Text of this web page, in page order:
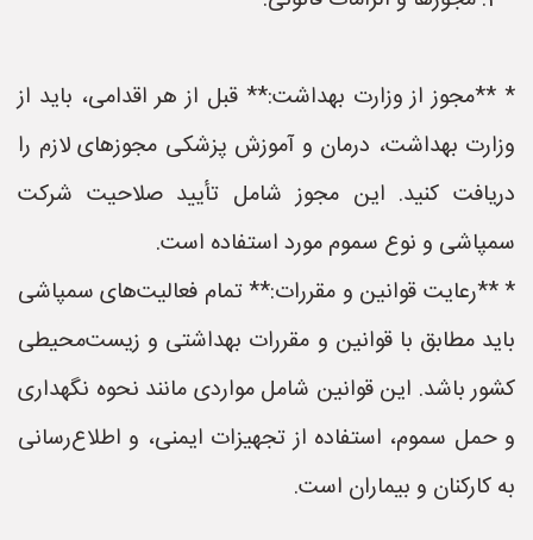
* **مجوز از وزارت بهداشت:** قبل از هر اقدامی، باید از
وزارت بهداشت، درمان و آموزش پزشکی مجوزهای لازم را
دریافت کنید. این مجوز شامل تأیید صلاحیت شرکت
سمپاشی و نوع سموم مورد استفاده است.
* **رعایت قوانین و مقررات:** تمام فعالیت‌های سمپاشی
باید مطابق با قوانین و مقررات بهداشتی و زیست‌محیطی
کشور باشد. این قوانین شامل مواردی مانند نحوه نگهداری
و حمل سموم، استفاده از تجهیزات ایمنی، و اطلاع‌رسانی
به کارکنان و بیماران است.